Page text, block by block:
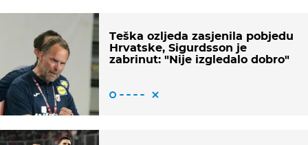
Teška ozljeda zasjenila pobjedu
Hrvatske, Sigurdsson je
zabrinut: "Nije izgledalo dobro"